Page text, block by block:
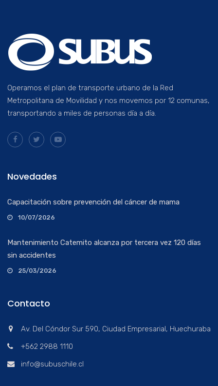
Operamos el plan de transporte urbano de la Red
Metropolitana de Movilidad y nos movemos por 12 comunas,
transportando a miles de personas día a día.
Novedades
Capacitación sobre prevención del cáncer de mama
10/07/2026
Mantenimiento Catemito alcanza por tercera vez 120 días
sin accidentes
25/03/2026
Contacto
Av. Del Cóndor Sur 590, Ciudad Empresarial, Huechuraba
+562 2988 1110
info@subuschile.cl